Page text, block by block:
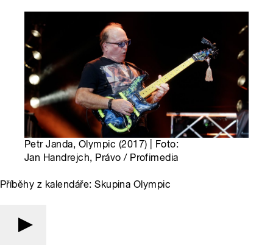
Petr Janda, Olympic (2017) | Foto:
Jan Handrejch, Právo / Profimedia
Příběhy z kalendáře: Skupina Olympic